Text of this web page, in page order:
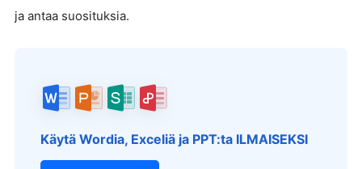
ja antaa suosituksia.
Käytä Wordia, Exceliä ja PPT:ta ILMAISEKSI